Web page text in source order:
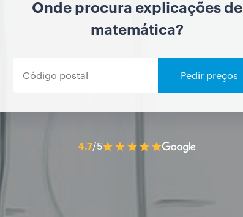
Onde procura explicações de
matemática?
Pedir preços
4.7/5